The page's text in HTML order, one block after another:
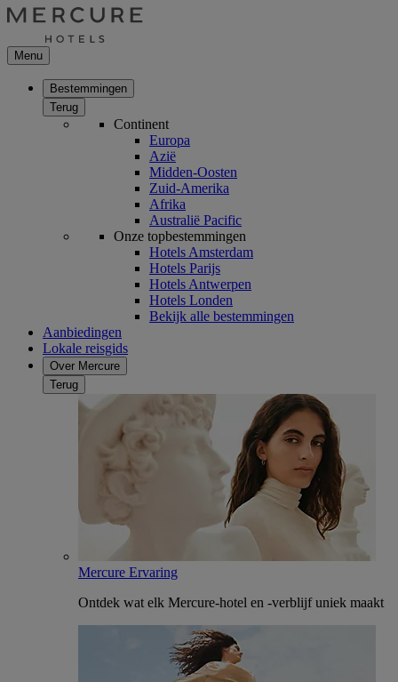
Menu
Bestemmingen
Terug
Continent
Europa
Azië
Midden-Oosten
Zuid-Amerika
Afrika
Australië Pacific
Onze topbestemmingen
Hotels Amsterdam
Hotels Parijs
Hotels Antwerpen
Hotels Londen
Bekijk alle bestemmingen
Aanbiedingen
Lokale reisgids
Over Mercure
Terug
Mercure Ervaring
Ontdek wat elk Mercure-hotel en -verblijf uniek maakt